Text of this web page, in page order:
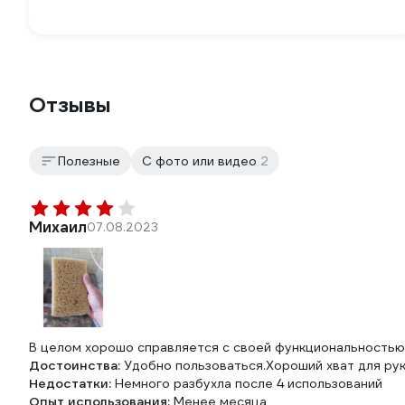
Отзывы
Полезные С фото или видео 2
Михаил07.08.2023
В целом хорошо справляется с своей
Достоинства: Удобно пользоваться.Хороший хват для
Недостатки: Немного разбухла после 4 использований
Опыт использования: Менее месяца